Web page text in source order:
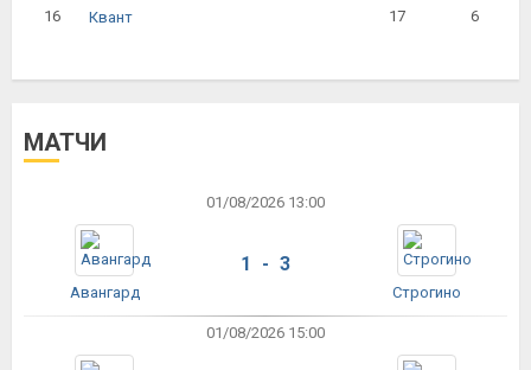
16 Квант 17 6
МАТЧИ
01/08/2026 13:00
Авангард
1 - 3
Строгино
01/08/2026 15:00